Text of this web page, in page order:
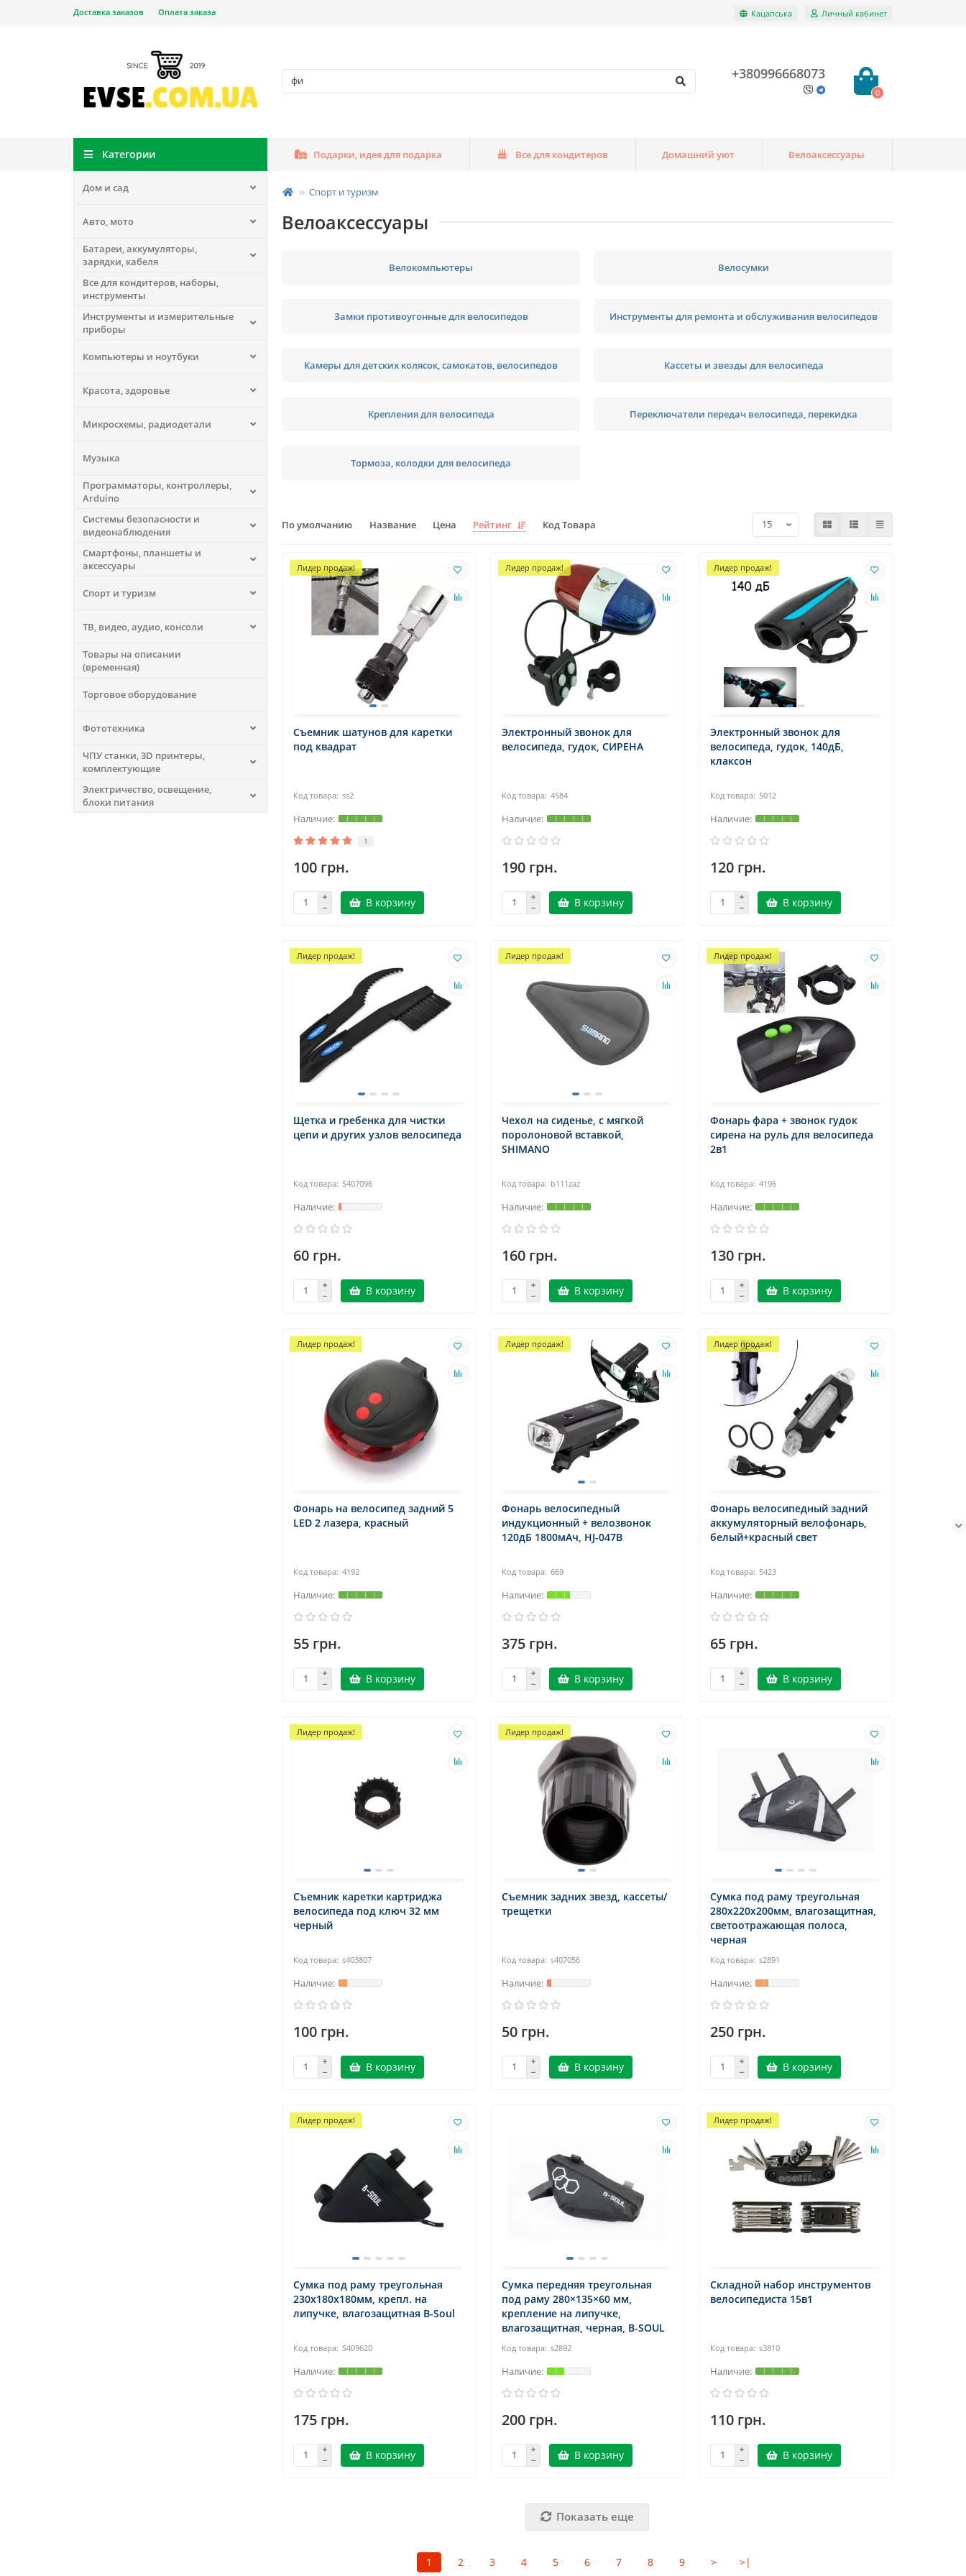
Доставка заказов Оплата заказа Кацапська Личный кабинет
+380996668073
0
Категории
Дом и сад
Авто, мото
Батареи, аккумуляторы,
зарядки, кабеля
Все для кондитеров, наборы,
инструменты
Инструменты и измерительные
приборы
Компьютеры и ноутбуки
Красота, здоровье
Микросхемы, радиодетали
Музыка
Программаторы, контроллеры,
Arduino
Системы безопасности и
видеонаблюдения
Смартфоны, планшеты и
аксессуары
Спорт и туризм
ТВ, видео, аудио, консоли
Товары на описании
(временная)
Торговое оборудование
Фототехника
ЧПУ станки, 3D принтеры,
комплектующие
Электричество, освещение,
блоки питания
Подарки, идея для подарка Все для кондитеров Домашний уют Велоаксессуары
Спорт и туризм
Велоаксессуары
Велокомпьютеры Велосумки
Замки противоугонные для велосипедов Инструменты для ремонта и обслуживания велосипедов
Камеры для детских колясок, самокатов, велосипедов Кассеты и звезды для велосипеда
Крепления для велосипеда Переключатели передач велосипеда, перекидка
Тормоза, колодки для велосипеда
По умолчанию Название Цена Рейтинг Код Товара
Лидер продаж!
Съемник шатунов для каретки
под квадрат
ss2
1
100 грн.
В корзину
Лидер продаж!
Электронный звонок для
велосипеда, гудок, СИРЕНА
4584
190 грн.
В корзину
Лидер продаж!
Электронный звонок для
велосипеда, гудок, 140дБ,
клаксон
5012
120 грн.
В корзину
Лидер продаж!
Щетка и гребенка для чистки
цепи и других узлов велосипеда
S407096
60 грн.
В корзину
Лидер продаж!
Чехол на сиденье, с мягкой
поролоновой вставкой,
SHIMANO
b111zaz
160 грн.
В корзину
Лидер продаж!
Фонарь фара + звонок гудок
сирена на руль для велосипеда
2в1
4196
130 грн.
В корзину
Лидер продаж!
Фонарь на велосипед задний 5
LED 2 лазера, красный
4192
55 грн.
В корзину
Лидер продаж!
Фонарь велосипедный
индукционный + велозвонок
120дБ 1800мАч, HJ-047B
669
375 грн.
В корзину
Лидер продаж!
Фонарь велосипедный задний
аккумуляторный велофонарь,
белый+красный свет
5423
65 грн.
В корзину
Лидер продаж!
Съемник каретки картриджа
велосипеда под ключ 32 мм
черный
s403807
100 грн.
В корзину
Лидер продаж!
Съемник задних звезд, кассеты/
трещетки
s407056
50 грн.
В корзину
Сумка под раму треугольная
280х220х200мм, влагозащитная,
светоотражающая полоса,
черная
s2891
250 грн.
В корзину
Лидер продаж!
Сумка под раму треугольная
230х180х180мм, крепл. на
липучке, влагозащитная B-Soul
S409620
175 грн.
В корзину
Сумка передняя треугольная
под раму 280×135×60 мм,
крепление на липучке,
влагозащитная, черная, B-SOUL
s2892
200 грн.
В корзину
Лидер продаж!
Складной набор инструментов
велосипедиста 15в1
s3810
110 грн.
В корзину
Показать еще
1 2 3 4 5 6 7 8 9 > >|